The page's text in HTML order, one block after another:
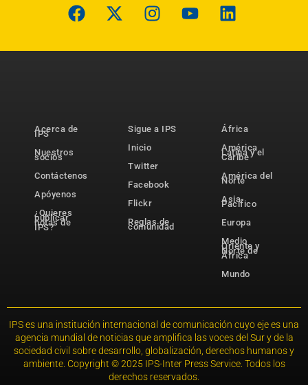
Acerca de
IPS
Nuestros
socios
Contáctenos
Apóyenos
¿Quieres
publicar
notas de
IPS?
Sigue a IPS
Inicio
Twitter
Facebook
Flickr
Reglas de
comunidad
África
América
Latina y el
Caribe
América del
Norte
Asia-
Pacífico
Europa
Medio
Oriente y
Norte de
África
Mundo
IPS es una institución internacional de comunicación cuyo eje es una
agencia mundial de noticias que amplifica las voces del Sur y de la
sociedad civil sobre desarrollo, globalización, derechos humanos y
ambiente. Copyright © 2025 IPS-Inter Press Service. Todos los
derechos reservados.